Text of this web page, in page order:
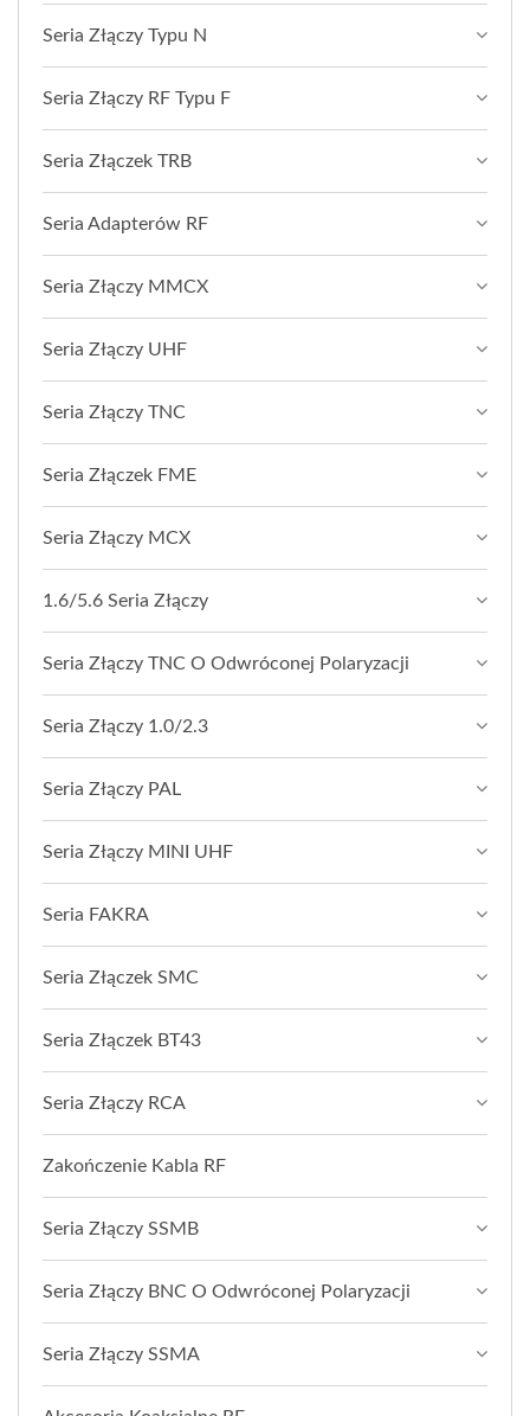
Seria Złączy Typu N
Seria Złączy RF Typu F
Seria Złączek TRB
Seria Adapterów RF
Seria Złączy MMCX
Seria Złączy UHF
Seria Złączy TNC
Seria Złączek FME
Seria Złączy MCX
1.6/5.6 Seria Złączy
Seria Złączy TNC O Odwróconej Polaryzacji
Seria Złączy 1.0/2.3
Seria Złączy PAL
Seria Złączy MINI UHF
Seria FAKRA
Seria Złączek SMC
Seria Złączek BT43
Seria Złączy RCA
Zakończenie Kabla RF
Seria Złączy SSMB
Seria Złączy BNC O Odwróconej Polaryzacji
Seria Złączy SSMA